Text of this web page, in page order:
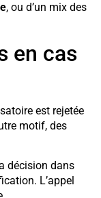
, ou d’un mix des
en cas
est rejetée
motif, des
décision dans
L’appel